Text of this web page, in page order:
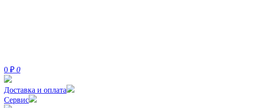
0 ₽ 0
Доставка и оплата
Сервис